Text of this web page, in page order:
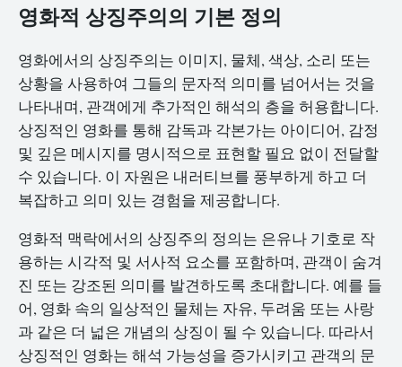
영화적 상징주의의 기본 정의
영화에서의 상징주의는 이미지, 물체, 색상, 소리 또는
상황을 사용하여 그들의 문자적 의미를 넘어서는 것을
나타내며, 관객에게 추가적인 해석의 층을 허용합니다.
상징적인 영화를 통해 감독과 각본가는 아이디어, 감정
및 깊은 메시지를 명시적으로 표현할 필요 없이 전달할
수 있습니다. 이 자원은 내러티브를 풍부하게 하고 더
복잡하고 의미 있는 경험을 제공합니다.
영화적 맥락에서의 상징주의 정의는 은유나 기호로 작
용하는 시각적 및 서사적 요소를 포함하며, 관객이 숨겨
진 또는 강조된 의미를 발견하도록 초대합니다. 예를 들
어, 영화 속의 일상적인 물체는 자유, 두려움 또는 사랑
과 같은 더 넓은 개념의 상징이 될 수 있습니다. 따라서
상징적인 영화는 해석 가능성을 증가시키고 관객의 문